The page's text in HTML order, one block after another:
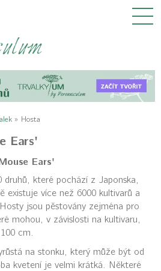
» Hosta
Ears'
Ears'
druhů, které pochází z Japonska,
existuje více než 6000 kultivarů a
jsou pěstovány zejména pro
mohou, v závislosti na kultivaru,
cm.
na stonku, který může být od
kvetení je velmi krátká. Některé